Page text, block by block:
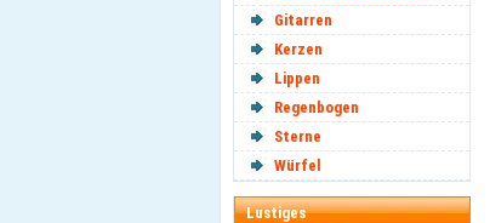
Gitarren
Kerzen
Lippen
Regenbogen
Sterne
Würfel
Lustiges